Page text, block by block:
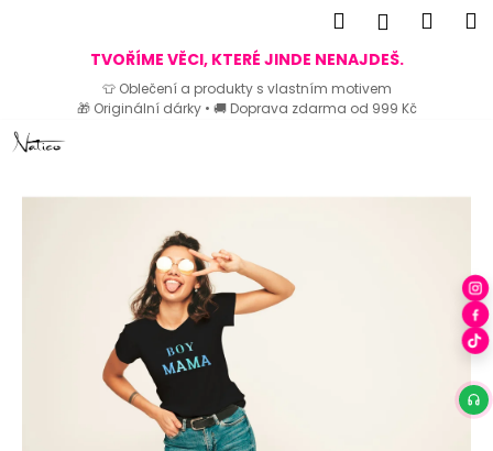
TVOŘÍME VĚCI, KTERÉ JINDE NENAJDEŠ.
👕 Oblečení a produkty s vlastním motivem
🎁 Originální dárky • 🚚 Doprava zdarma od 999 Kč
Přejít
na
Hledat
Zpět
Zpět
o
o